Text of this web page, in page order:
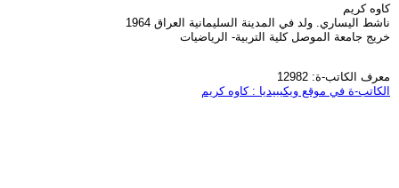
كاوه كريم
ناشط اليساري. ولد في المدينة السليمانية العراق 1964
خريج جامعة الموصل كلية التربية- الرياضيات
معرف الكاتب-ة: 12982
الكاتب-ة في موقع ويكيبيديا : كاوه كريم